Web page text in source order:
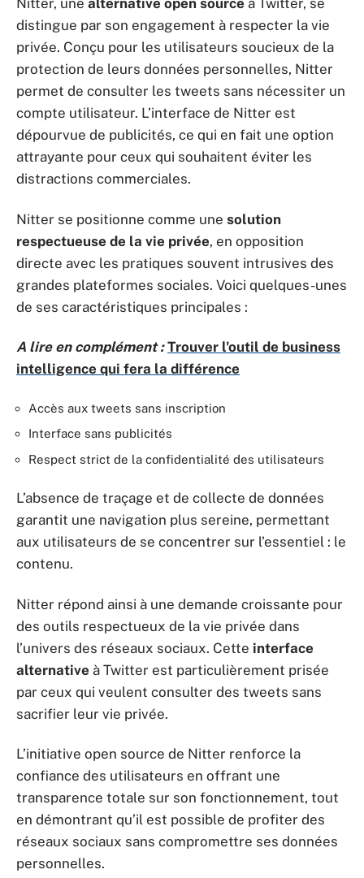
Nitter, une alternative open source à Twitter, se
distingue par son engagement à respecter la vie
privée. Conçu pour les utilisateurs soucieux de la
protection de leurs données personnelles, Nitter
permet de consulter les tweets sans nécessiter un
compte utilisateur. L’interface de Nitter est
dépourvue de publicités, ce qui en fait une option
attrayante pour ceux qui souhaitent éviter les
distractions commerciales.
Nitter se positionne comme une solution
respectueuse de la vie privée, en opposition
directe avec les pratiques souvent intrusives des
grandes plateformes sociales. Voici quelques-unes
de ses caractéristiques principales :
A lire en complément : Trouver l'outil de business
intelligence qui fera la différence
Accès aux tweets sans inscription
Interface sans publicités
Respect strict de la confidentialité des utilisateurs
L’absence de traçage et de collecte de données
garantit une navigation plus sereine, permettant
aux utilisateurs de se concentrer sur l’essentiel : le
contenu.
Nitter répond ainsi à une demande croissante pour
des outils respectueux de la vie privée dans
l’univers des réseaux sociaux. Cette interface
alternative à Twitter est particulièrement prisée
par ceux qui veulent consulter des tweets sans
sacrifier leur vie privée.
L’initiative open source de Nitter renforce la
confiance des utilisateurs en offrant une
transparence totale sur son fonctionnement, tout
en démontrant qu’il est possible de profiter des
réseaux sociaux sans compromettre ses données
personnelles.